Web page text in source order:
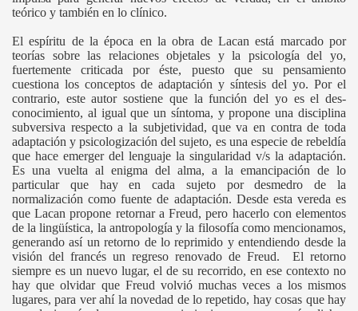
teórico y también en lo clínico.
El espíritu de la época en la obra de Lacan está marcado por
teorías sobre las relaciones objetales y la psicología del yo,
fuertemente criticada por éste, puesto que su pensamiento
cuestiona los conceptos de adaptación y síntesis del yo. Por el
contrario, este autor sostiene que la función del yo es el des-
conocimiento, al igual que un síntoma, y propone una disciplina
subversiva respecto a la subjetividad, que va en contra de toda
adaptación y psicologización del sujeto, es una especie de rebeldía
que hace emerger del lenguaje la singularidad v/s la adaptación.
Es una vuelta al enigma del alma, a la emancipación de lo
particular que hay en cada sujeto por desmedro de la
normalización como fuente de adaptación. Desde esta vereda es
que Lacan propone retornar a Freud, pero hacerlo con elementos
de la lingüística, la antropología y la filosofía como mencionamos,
generando así un retorno de lo reprimido y entendiendo desde la
visión del francés un regreso renovado de Freud. El retorno
siempre es un nuevo lugar, el de su recorrido, en ese contexto no
hay que olvidar que Freud volvió muchas veces a los mismos
lugares, para ver ahí la novedad de lo repetido, hay cosas que hay